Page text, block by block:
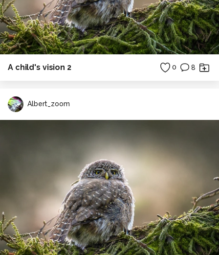
A child's vision 2 0 8
Albert_zoom